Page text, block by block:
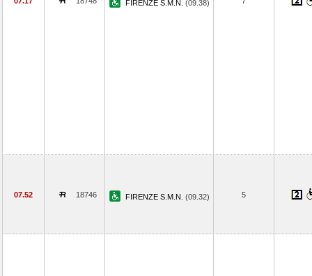
FIRENZE S.M.N. (09.38)
07.52 18746 FIRENZE S.M.N. (09.32) 5